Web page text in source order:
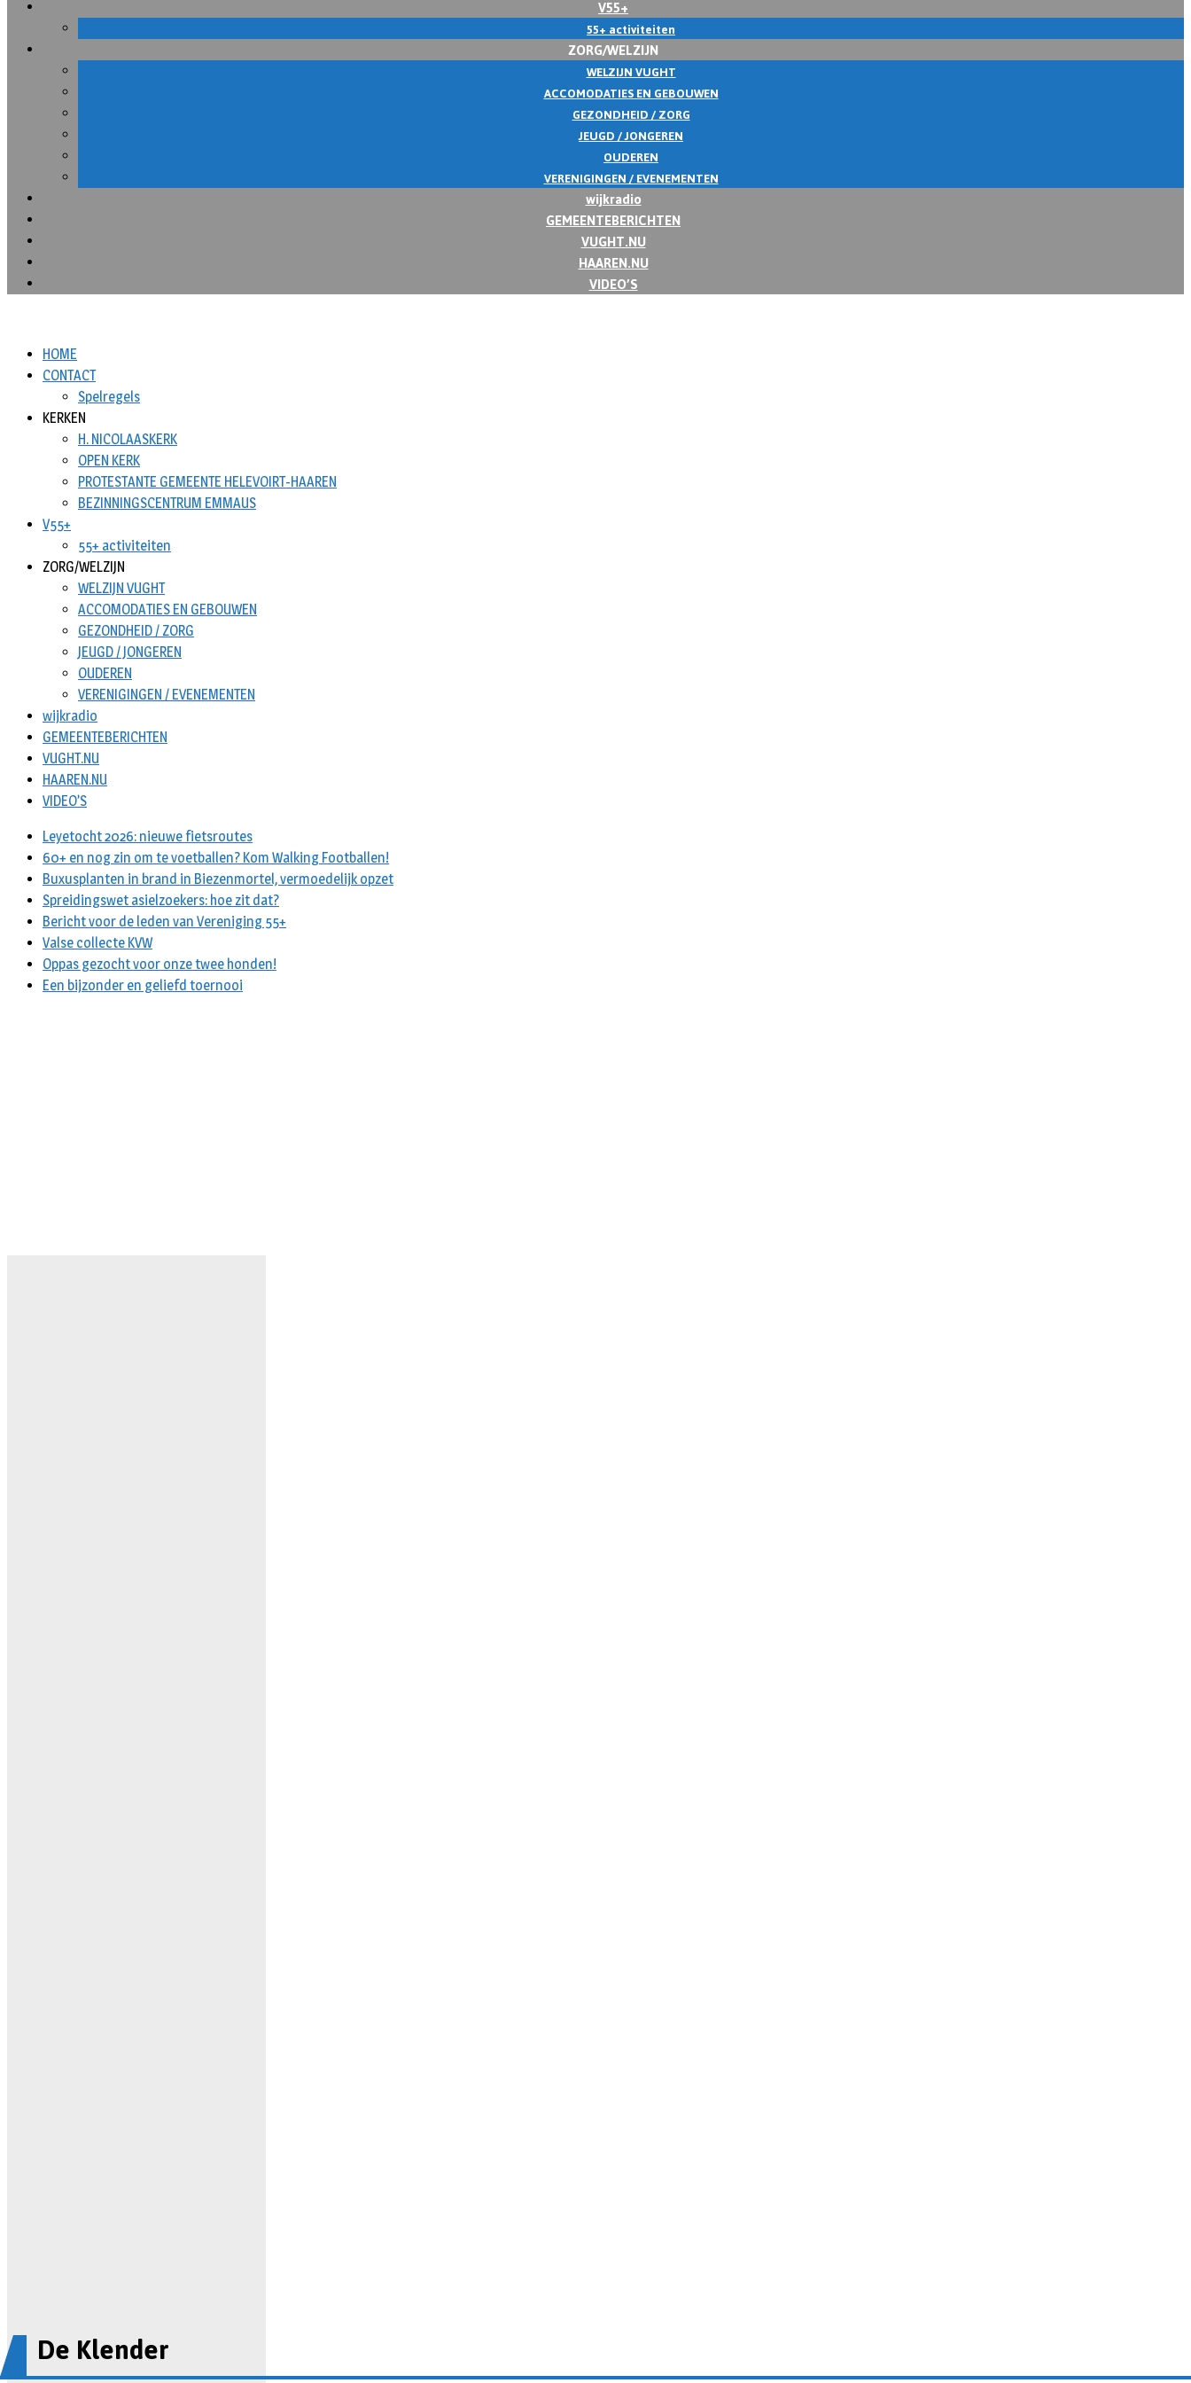
V55+
55+ activiteiten
ZORG/WELZIJN
WELZIJN VUGHT
ACCOMODATIES EN GEBOUWEN
GEZONDHEID / ZORG
JEUGD / JONGEREN
OUDEREN
VERENIGINGEN / EVENEMENTEN
wijkradio
GEMEENTEBERICHTEN
VUGHT.NU
HAAREN.NU
VIDEO’S
HOME
CONTACT
Spelregels
KERKEN
H. NICOLAASKERK
OPEN KERK
PROTESTANTE GEMEENTE HELEVOIRT-HAAREN
BEZINNINGSCENTRUM EMMAUS
V55+
55+ activiteiten
ZORG/WELZIJN
WELZIJN VUGHT
ACCOMODATIES EN GEBOUWEN
GEZONDHEID / ZORG
JEUGD / JONGEREN
OUDEREN
VERENIGINGEN / EVENEMENTEN
wijkradio
GEMEENTEBERICHTEN
VUGHT.NU
HAAREN.NU
VIDEO’S
Leyetocht 2026: nieuwe fietsroutes
60+ en nog zin om te voetballen? Kom Walking Footballen!
Buxusplanten in brand in Biezenmortel, vermoedelijk opzet
Spreidingswet asielzoekers: hoe zit dat?
Bericht voor de leden van Vereniging 55+
Valse collecte KVW
Oppas gezocht voor onze twee honden!
Een bijzonder en geliefd toernooi
De Klender